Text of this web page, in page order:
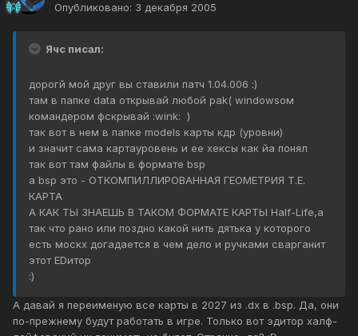
Опубликовано: 3 декабря 2005
Ячс писал:
дорогй мой друг вы ставили патч 1.04.006 :)
там в папке data открывай любой pak( windowsом
командером фскрывай :wink: )
так вот в нем в папке models карты кдр (уровни)
и значит сама картауровень и ее хексы как йа понял
так вот там файлы в формате bsp
а bsp это - ОТКОМПИЛЛИРОВАННАЯ ГЕОМЕТРИЯ Т.Е.
КАРТА
А КАК ТЫ ЗНАЕШЬ В ТАКОМ ФОРМАТЕ КАРТЫ Half-Life,а
так что рано или поздно какой нить дятька у которого
есть москх догадается в чем дело и ручками сварганит
этот EDитор
:)
А давай я переименую все карты в 2027 из .dx в .bsp. Да, они
по-прежнему будут работать в игре. Только вот эдитор халф-